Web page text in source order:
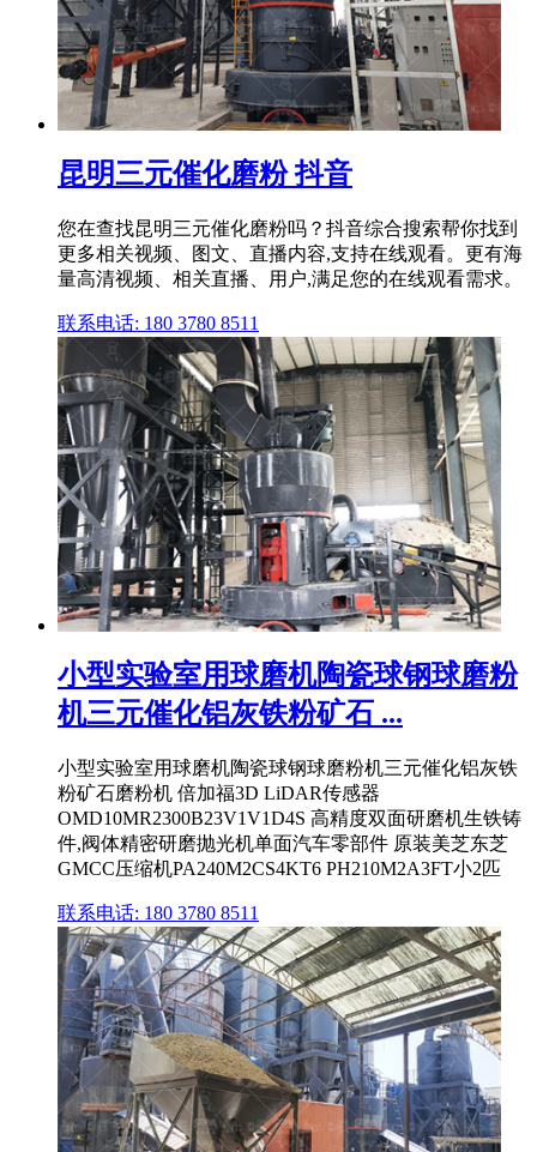
昆明三元催化磨粉 抖音
您在查找昆明三元催化磨粉吗？抖音综合搜索帮你找到
更多相关视频、图文、直播内容,支持在线观看。更有海
量高清视频、相关直播、用户,满足您的在线观看需求。
联系电话: 180 3780 8511
小型实验室用球磨机陶瓷球钢球磨粉
机三元催化铝灰铁粉矿石 ...
小型实验室用球磨机陶瓷球钢球磨粉机三元催化铝灰铁
粉矿石磨粉机 倍加福3D LiDAR传感器
OMD10MR2300B23V1V1D4S 高精度双面研磨机生铁铸
件,阀体精密研磨抛光机单面汽车零部件 原装美芝东芝
GMCC压缩机PA240M2CS4KT6 PH210M2A3FT小2匹
联系电话: 180 3780 8511